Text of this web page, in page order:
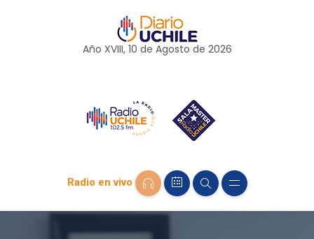
Año XVIII, 10 de Agosto de 2026
Radio en vivo